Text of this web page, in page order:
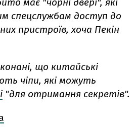
спецслужбам доступ до
пристроїв, хоча Пекін
що китайські
чіпи, які можуть
"для отримання секретів".